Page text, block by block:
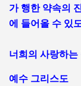
가 행한 약속의
에 들어올 수 있
너희의 사랑하는
예수 그리스도